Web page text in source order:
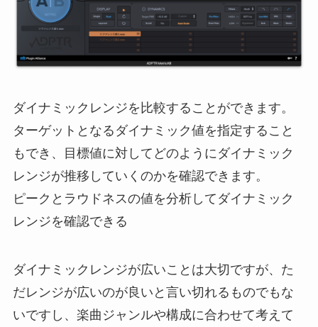
ダイナミックレンジを比較することができます。
ターゲットとなるダイナミック値を指定すること
もでき、目標値に対してどのようにダイナミック
レンジが推移していくのかを確認できます。
ピークとラウドネスの値を分析してダイナミック
レンジを確認できる
ダイナミックレンジが広いことは大切ですが、た
だレンジが広いのが良いと言い切れるものでもな
いですし、楽曲ジャンルや構成に合わせて考えて